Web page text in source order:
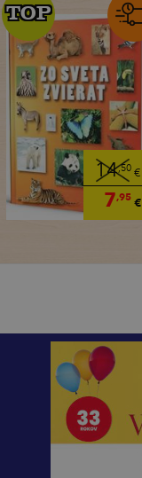
14,50€
7,95€
TOP
TOP